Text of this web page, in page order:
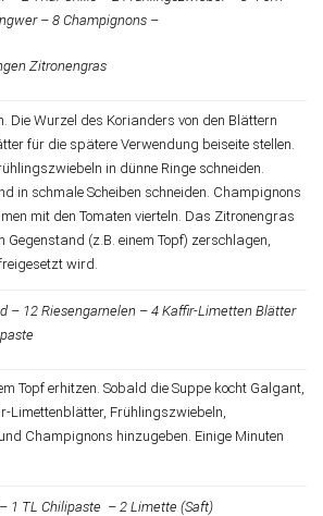
– 8 Champignons –
Zitronengras
Die Wurzel des Korianders von den Blättern
für die spätere Verwendung beiseite stellen.
in dünne Ringe schneiden.
in schmale Scheiben schneiden. Champignons
mit den Tomaten vierteln. Das Zitronengras
Gegenstand (z.B. einem Topf) zerschlagen,
wird.
– 12 Riesengarnelen – 4 Kaffir-Limetten Blätter
Topf erhitzen. Sobald die Suppe kocht Galgant,
Limettenblätter, Frühlingszwiebeln,
Champignons hinzugeben. Einige Minuten
1 TL Chilipaste – 2 Limette (Saft)